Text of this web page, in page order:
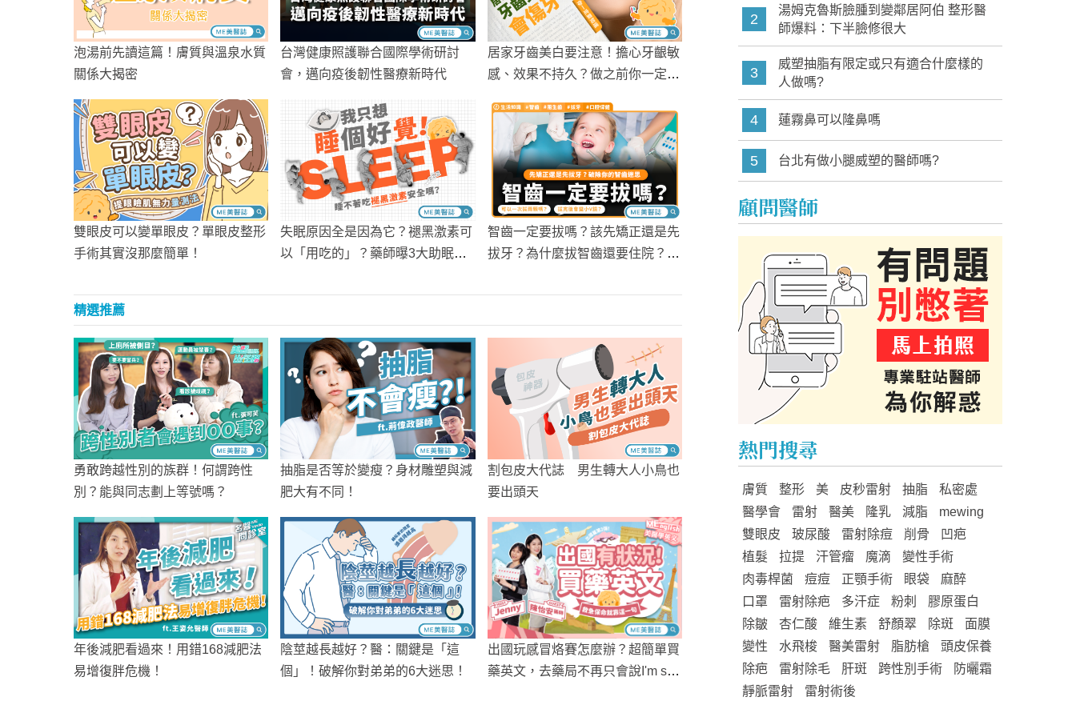
泡湯前先讀這篇！膚質與溫泉水質
關係大揭密
台灣健康照護聯合國際學術研討
會，邁向疫後韌性醫療新時代
居家牙齒美白要注意！擔心牙齦敏
感、效果不持久？做之前你一定要
雙眼皮可以變單眼皮？單眼皮整形
手術其實沒那麼簡單！
失眠原因全是因為它？褪黑激素可
以「用吃的」？藥師曝3大助眠要
智齒一定要拔嗎？該先矯正還是先
拔牙？為什麼拔智齒還要住院？破
精選推薦
勇敢跨越性別的族群！何謂跨性
別？能與同志劃上等號嗎？
抽脂是否等於變瘦？身材雕塑與減
肥大有不同！
割包皮大代誌 男生轉大人小鳥也
要出頭天
年後減肥看過來！用錯168減肥法
易增復胖危機！
陰莖越長越好？醫：關鍵是「這
個」！破解你對弟弟的6大迷思！
出國玩感冒烙賽怎麼辦？超簡單買
藥英文，去藥局不再只會說I'm sic
2
湯姆克魯斯臉腫到變鄰居阿伯 整形醫
師爆料：下半臉修很大
3
威塑抽脂有限定或只有適合什麼樣的
人做嗎?
4 蓮霧鼻可以隆鼻嗎
5 台北有做小腿威塑的醫師嗎?
顧問醫師
熱門搜尋
膚質 整形 美 皮秒雷射 抽脂
私密處
醫學會
雷射 醫美 隆乳 減脂
mewing
雙眼皮
玻尿酸 雷射除痘 削骨
凹疤
植髮
拉提 汗管瘤 魔滴
變性手術
肉毒桿菌
痘痘 正顎手術 眼袋
麻醉
口罩
雷射除疤 多汗症 粉刺
膠原蛋白
除皺
杏仁酸 維生素 舒顏翠 除斑
面膜
變性
水飛梭 醫美雷射 脂肪槍
頭皮保養
除疤
雷射除毛 肝斑 跨性別手術
防曬霜
靜脈雷射
雷射術後